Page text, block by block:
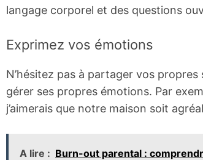
langage corporel et des questions
Exprimez vos émotions
N’hésitez pas à partager vos
gérer ses propres émotions. Par
j’aimerais que notre maison soit
A lire : Burn-out parental :